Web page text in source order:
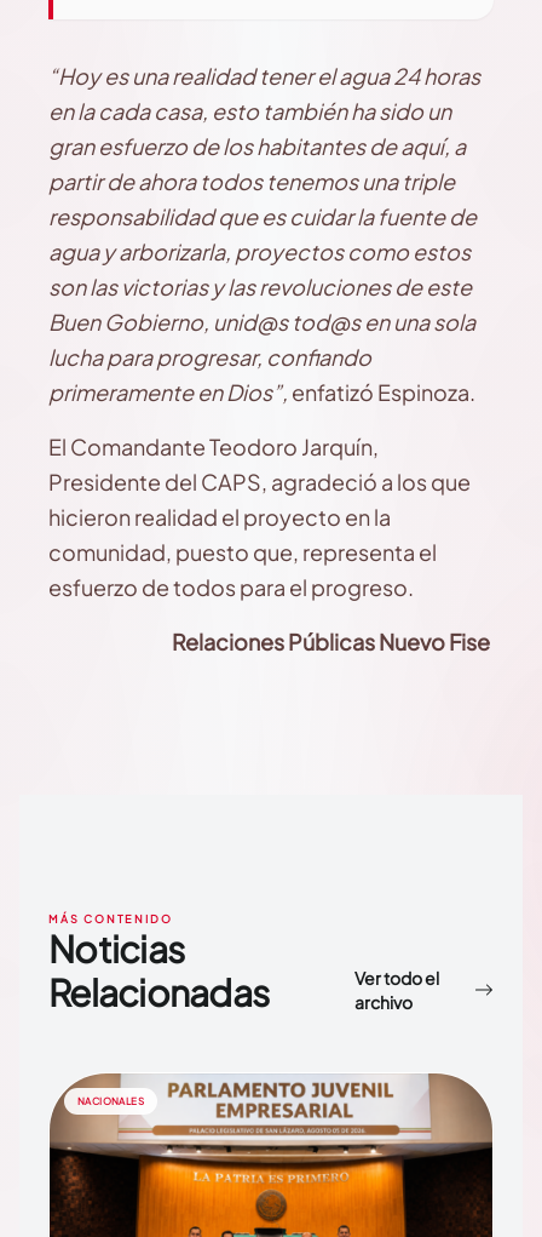
“Hoy es una realidad tener el agua 24 horas
en la cada casa, esto también ha sido un
gran esfuerzo de los habitantes de aquí, a
partir de ahora todos tenemos una triple
responsabilidad que es cuidar la fuente de
agua y arborizarla, proyectos como estos
son las victorias y las revoluciones de este
Buen Gobierno, unid@s tod@s en una sola
lucha para progresar, confiando
primeramente en Dios”, enfatizó Espinoza.
El Comandante Teodoro Jarquín,
Presidente del CAPS, agradeció a los que
hicieron realidad el proyecto en la
comunidad, puesto que, representa el
esfuerzo de todos para el progreso.
Relaciones Públicas Nuevo Fise
MÁS CONTENIDO
Noticias
Relacionadas
Ver todo el
archivo
NACIONALES